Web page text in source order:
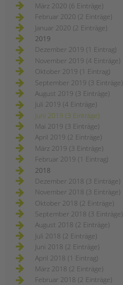
März 2020 (6 Einträge)
Februar 2020 (2 Einträge)
Januar 2020 (2 Einträge)
2019
Dezember 2019 (1 Eintrag)
November 2019 (4 Einträge)
Oktober 2019 (1 Eintrag)
September 2019 (3 Einträge)
August 2019 (3 Einträge)
Juli 2019 (4 Einträge)
Juni 2019 (3 Einträge)
Mai 2019 (3 Einträge)
April 2019 (2 Einträge)
März 2019 (3 Einträge)
Februar 2019 (1 Eintrag)
2018
Dezember 2018 (3 Einträge)
November 2018 (3 Einträge)
Oktober 2018 (2 Einträge)
September 2018 (3 Einträge)
August 2018 (2 Einträge)
Juli 2018 (2 Einträge)
Juni 2018 (2 Einträge)
April 2018 (1 Eintrag)
März 2018 (2 Einträge)
Februar 2018 (2 Einträge)